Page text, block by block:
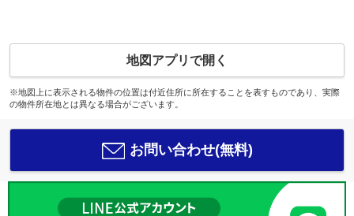
地図アプリで開く
※地図上に表示される物件の位置は付近住所に所在することを表すものであり、実際
の物件所在地とは異なる場合がございます。
お問い合わせ(無料)